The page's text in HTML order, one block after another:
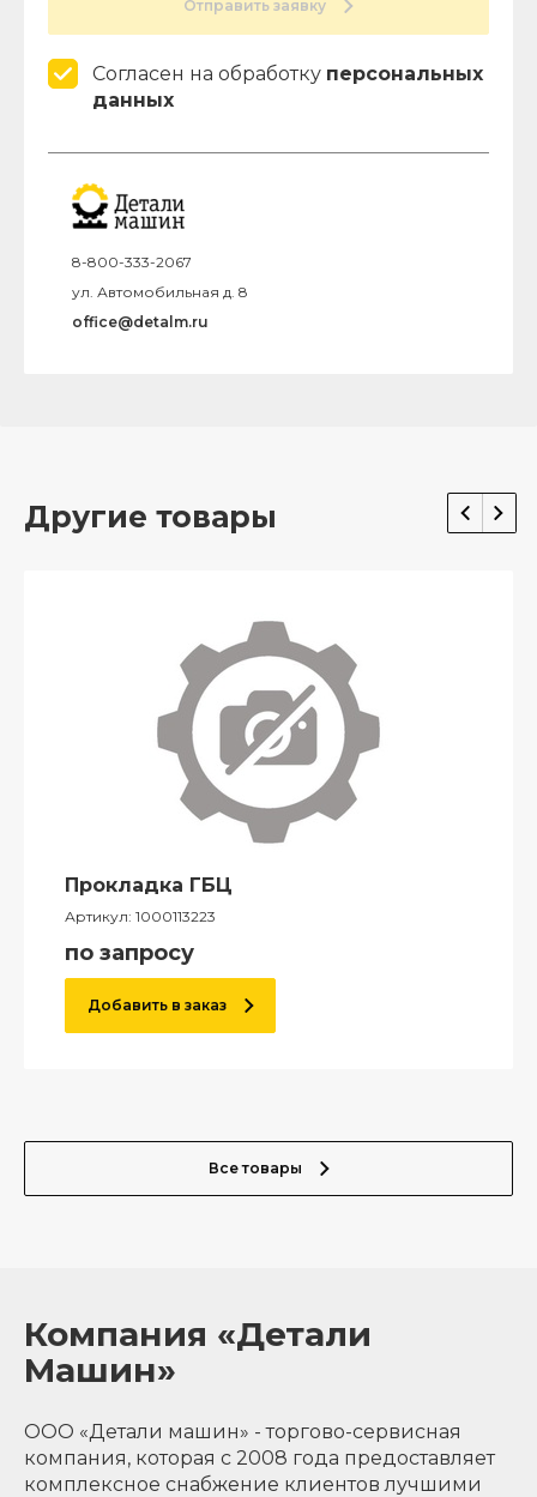
Отправить заявку
Согласен на обработку персональных
данных
8-800-333-2067
ул. Автомобильная д. 8
office@detalm.ru
Другие товары
Прокладка ГБЦ
Артикул: 1000113223
по запросу
Добавить в заказ
Все товары
Компания «Детали
Машин»
ООО «Детали машин» - торгово-сервисная
компания, которая с 2008 года предоставляет
комплексное снабжение клиентов лучшими